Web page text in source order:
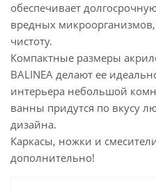
обеспечивает
вредных
чистоту.
Компактные размеры
BALINEA делают ее
интерьера небольшой
ванны придутся по вкусу
дизайна.
Каркасы, ножки и
дополнительно!